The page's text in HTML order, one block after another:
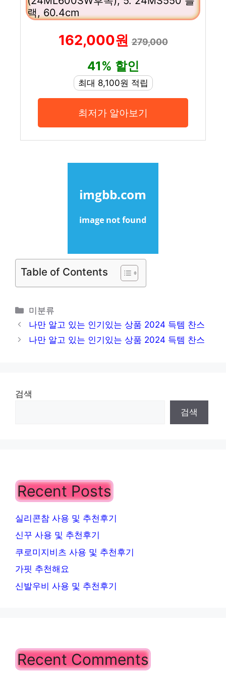
랙, 60.4cm
162,000원279,000
41% 할인
최대 8,100원 적립
최저가 알아보기
Table of Contents
카
테
고
리
미분류
나만 알고 있는 인기있는 상품 2024 득템 찬스
나만 알고 있는 인기있는 상품 2024 득템 찬스
검색
검색
Recent Posts
실리콘참 사용 및 추천후기
신꾸 사용 및 추천후기
쿠로미지비츠 사용 및 추천후기
가핏 추천해요
신발우비 사용 및 추천후기
Recent Comments